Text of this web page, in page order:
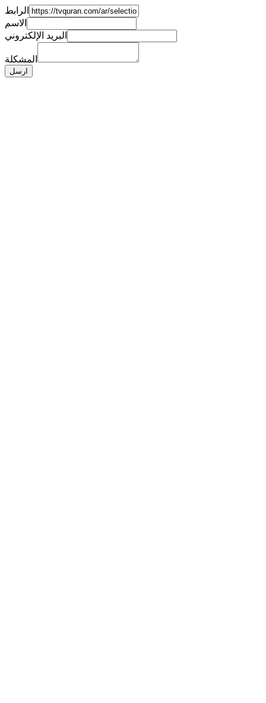
الرابط
الاسم
البريد الإلكتروني
المشكلة
ارسل